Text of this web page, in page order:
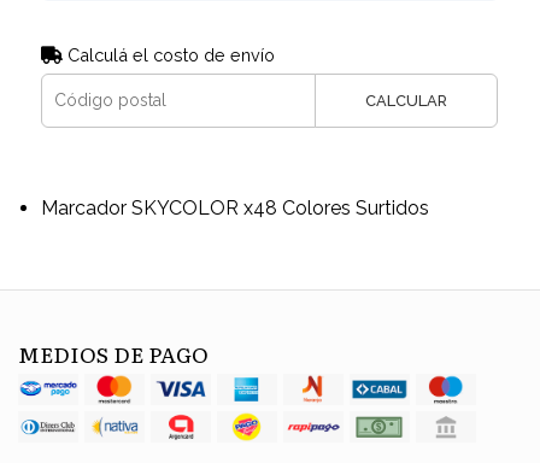
Calculá el costo de envío
CALCULAR
Marcador SKYCOLOR x48 Colores Surtidos
MEDIOS DE PAGO